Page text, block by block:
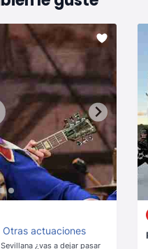
Otras actuaciones
¿vas a dejar pasar